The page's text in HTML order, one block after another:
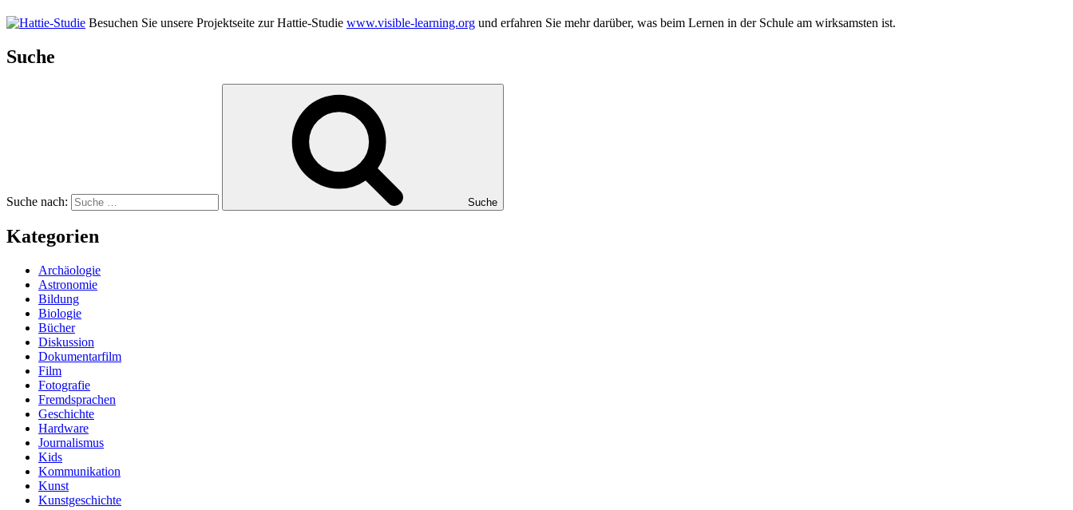
Besuchen Sie unsere Projektseite zur Hattie-Studie www.visible-learning.org und erfahren Sie mehr darüber, was beim Lernen in der Schule am wirksamsten ist.
Suche
Suche nach: Suche
Kategorien
Archäologie
Astronomie
Bildung
Biologie
Bücher
Diskussion
Dokumentarfilm
Film
Fotografie
Fremdsprachen
Geschichte
Hardware
Journalismus
Kids
Kommunikation
Kunst
Kunstgeschichte